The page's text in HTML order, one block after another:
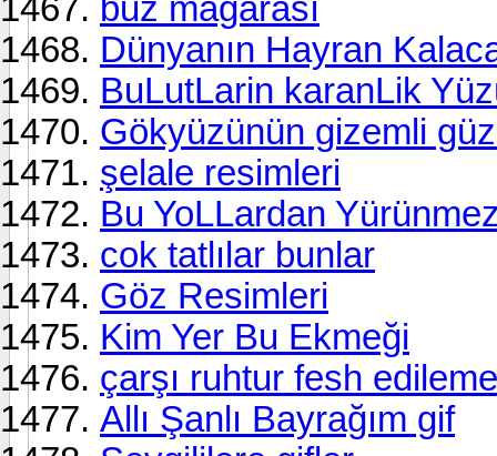
buz mağarası
Dünyanın Hayran
BuLutLarin karanLik
Gökyüzünün gizemli
şelale resimleri
Bu YoLLardan
cok tatlılar bunlar
Göz Resimleri
Kim Yer Bu Ekmeği
çarşı ruhtur fesh
Allı Şanlı Bayrağım gif